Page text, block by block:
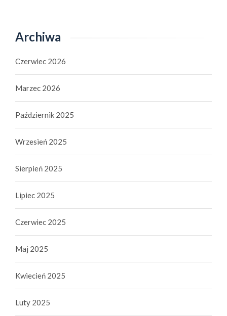
Archiwa
Czerwiec 2026
Marzec 2026
Październik 2025
Wrzesień 2025
Sierpień 2025
Lipiec 2025
Czerwiec 2025
Maj 2025
Kwiecień 2025
Luty 2025